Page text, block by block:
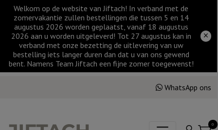
Welkom op de website van Jiftach! In verband met de
zomervakantie zullen bestellingen die tussen 5 en 14
augustus 2026 worden geplaatst, vanaf 18 augustus
2026 aan u worden uitgeleverd! Tot 27 augustus kan in
verband met onze bezetting de uitlevering van uw
bestelling iets langer duren dan dat u van ons gewend
bent. Namens Team Jiftach een fijne zomer toegewenst!
WhatsApp ons
0